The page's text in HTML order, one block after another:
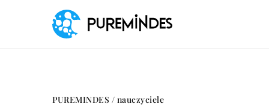
PUREMINDES / nauczyciele